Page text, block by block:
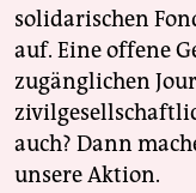
solidarischen
auf. Eine offene
zugänglichen
auch? Dann
unsere Aktion.